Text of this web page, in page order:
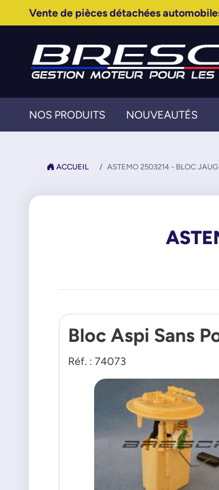
Vente de pièces détachées
NOS PRODUITS NOUVEAUTÉS
ACCUEIL ASTEMO 2503214 - BLOC
Bloc Aspi Sans
Réf. : 74073